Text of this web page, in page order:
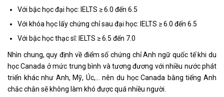
Với bậc học đại học: IELTS ≥ 6.0 đến 6.5
Với khóa học lấy chứng chỉ sau đại học: IELTS ≥ 6.0 đến 6.5
Với bậc học thạc sĩ: IELTS ≥ 6.5 đến 7.0
Nhìn chung, quy định về điểm số chứng chỉ Anh ngữ quốc tế khi du
học Canada ở mức trung bình và tương đương với nhiều nước phát
triển khác như Anh, Mỹ, Úc,… nên du học Canada bằng tiếng Anh
chắc chắn sẽ không làm khó được quá nhiều người.